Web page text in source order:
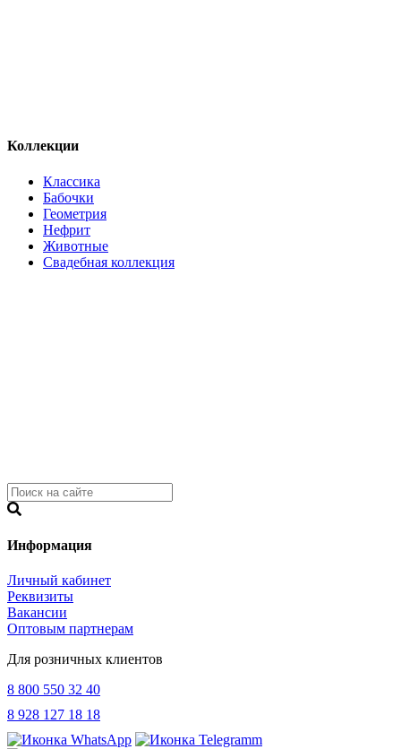
Коллекции
Классика
Бабочки
Геометрия
Нефрит
Животные
Свадебная коллекция
Информация
Личный кабинет
Реквизиты
Вакансии
Оптовым партнерам
Для розничных клиентов
8 800 550 32 40
8 928 127 18 18